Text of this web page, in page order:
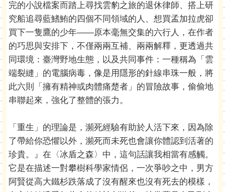
完的小說檔案而踏上尋找雲豹之旅的退休律師、搭上研
究船追尋藍鰭鮪的四個不同領域的人、想買孟加拉虎卻
買下一隻鷹的少年——原本毫無交集的六行人，在作者
的巧思與安排下，不僅兩兩互補、兩兩解釋，更透過共
同環境：臺灣野地生態，以及共同事件：一種稱為「雲
端裂縫」的電腦病毒，像是用隱形的針線串珠一般，將
此六則「擁有精神或肉體痛楚者」的冒險故事，偷偷地
串聯起來，強化了整體的張力。
「重生」的理論是，瀕死經驗有助於人活下來，因為除
了帶給你恐懼以外，瀕死而未死也會讓你體認到活著的
珍貴。』在〈冰盾之森〉中，這句話讓我相當有感觸。
它是在描述一對攀樹科學家情侶，一次爭吵之中，男方
阿賢從高大鐵杉跌落成了沒有醒來也沒有死去的模樣，